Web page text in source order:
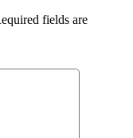
fields are